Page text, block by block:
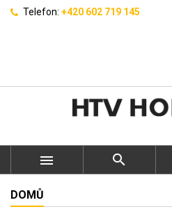
Telefon: +420 602 719 145
 
DOMŮ